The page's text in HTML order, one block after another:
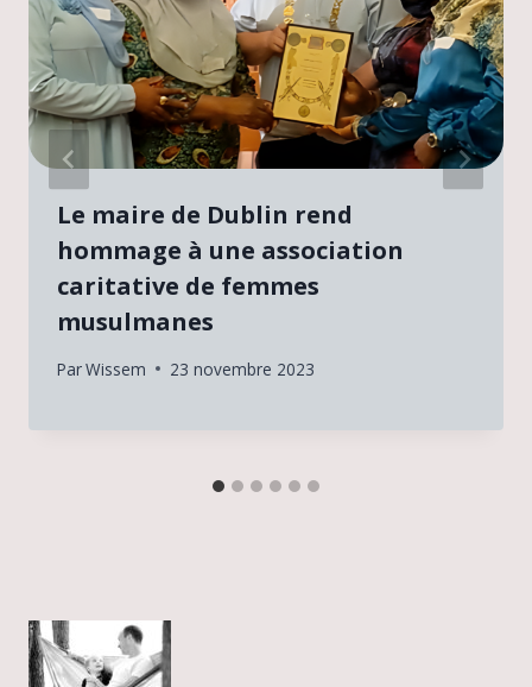
Le maire de Dublin rend
hommage à une association
caritative de femmes
musulmanes
ParWissem 23 novembre 2023